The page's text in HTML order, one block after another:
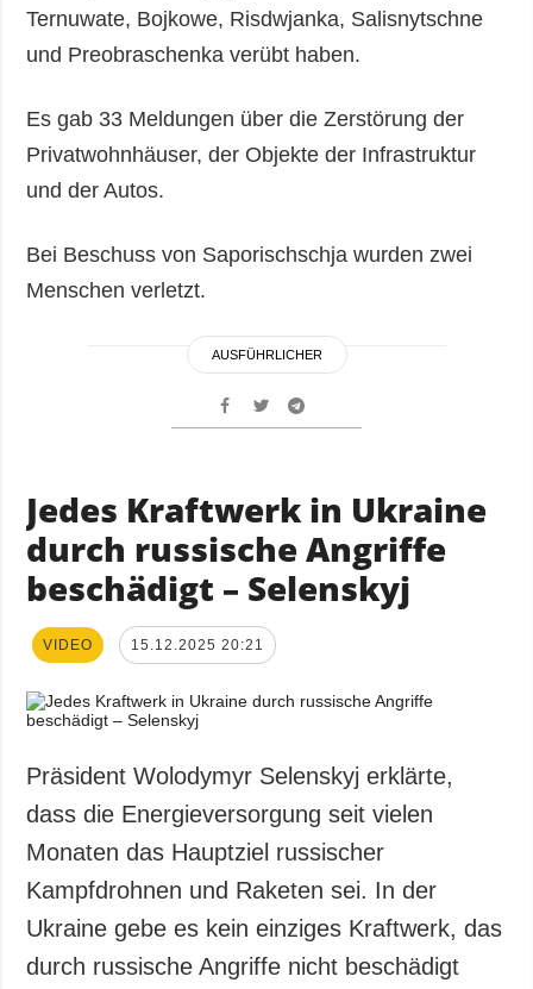
Ternuwate, Bojkowe, Risdwjanka, Salisnytschne
und Preobraschenka verübt haben.
Es gab 33 Meldungen über die Zerstörung der
Privatwohnhäuser, der Objekte der Infrastruktur
und der Autos.
Bei Beschuss von Saporischschja wurden zwei
Menschen verletzt.
AUSFÜHRLICHER
Jedes Kraftwerk in Ukraine
durch russische Angriffe
beschädigt – Selenskyj
VIDEO 15.12.2025 20:21
Präsident Wolodymyr Selenskyj erklärte,
dass die Energieversorgung seit vielen
Monaten das Hauptziel russischer
Kampfdrohnen und Raketen sei. In der
Ukraine gebe es kein einziges Kraftwerk, das
durch russische Angriffe nicht beschädigt